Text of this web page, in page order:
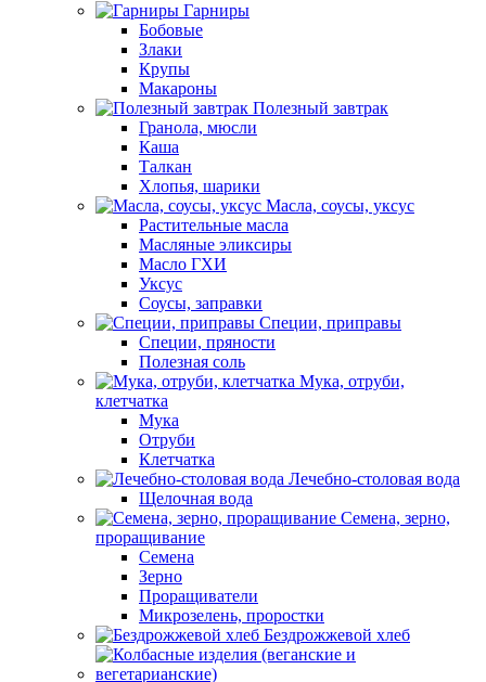
Гарниры
Бобовые
Злаки
Крупы
Макароны
Полезный завтрак
Гранола, мюсли
Каша
Талкан
Хлопья, шарики
Масла, соусы, уксус
Растительные масла
Масляные эликсиры
Масло ГХИ
Уксус
Соусы, заправки
Специи, приправы
Специи, пряности
Полезная соль
Мука, отруби,
клетчатка
Мука
Отруби
Клетчатка
Лечебно-столовая вода
Щелочная вода
Семена, зерно,
проращивание
Семена
Зерно
Проращиватели
Микрозелень, проростки
Бездрожжевой хлеб